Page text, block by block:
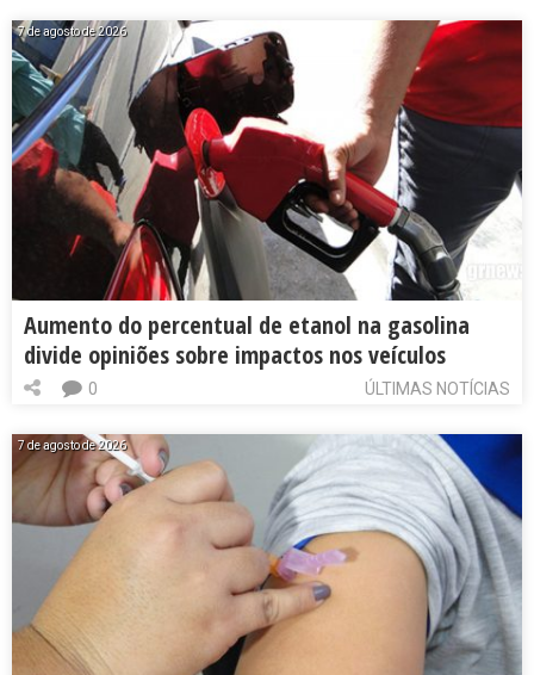
7 de agosto de 2026
Aumento do percentual de etanol na gasolina
divide opiniões sobre impactos nos veículos
ÚLTIMAS NOTÍCIAS
0
7 de agosto de 2026